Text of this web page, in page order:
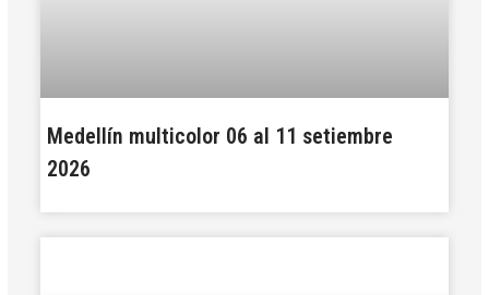
Medellín multicolor 06 al 11 setiembre
2026